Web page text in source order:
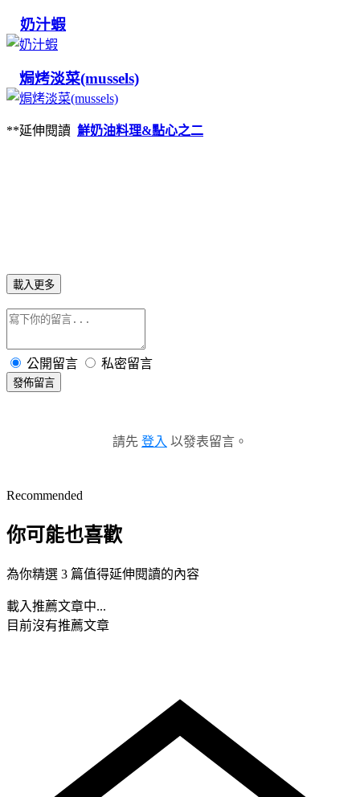
奶汁蝦
焗烤淡菜(mussels)
**延伸閱讀 鮮奶油料理&點心之二
載入更多
公開留言 私密留言
發佈留言
請先 登入 以發表留言。
Recommended
你可能也喜歡
為你精選 3 篇值得延伸閱讀的內容
載入推薦文章中...
目前沒有推薦文章